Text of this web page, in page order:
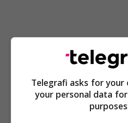
Telegrafi asks for your
your personal data